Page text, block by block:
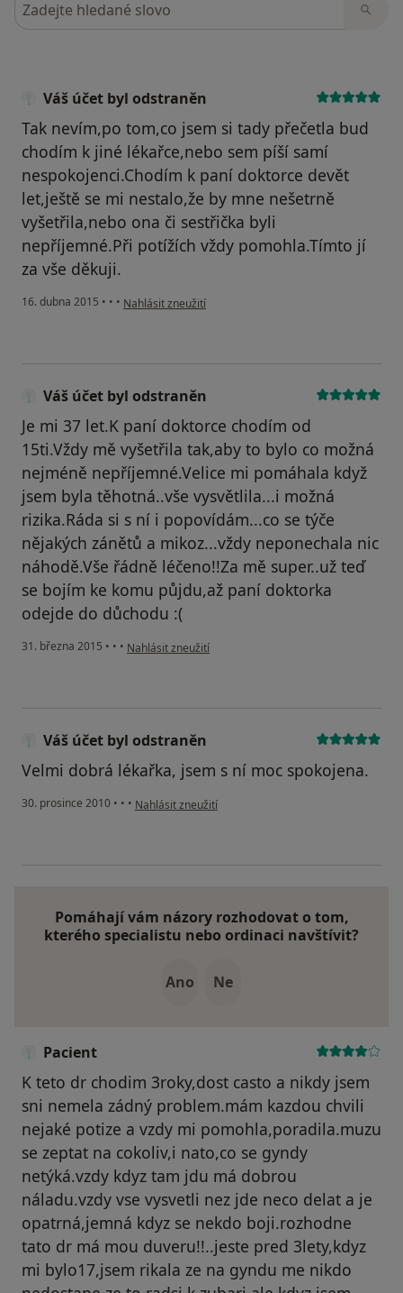
Váš účet byl odstraněn
Tak nevím,po tom,co jsem si tady přečetla bud
chodím k jiné lékařce,nebo sem píší samí
nespokojenci.Chodím k paní doktorce devět
let,ještě se mi nestalo,že by mne nešetrně
vyšetřila,nebo ona či sestřička byli
nepříjemné.Při potížích vždy pomohla.Tímto jí
za vše děkuji.
16. dubna 2015 • • • podle názoru uživatele Váš účet byl odstraněn
Nahlásit zneužití
Váš účet byl odstraněn
Je mi 37 let.K paní doktorce chodím od
15ti.Vždy mě vyšetřila tak,aby to bylo co možná
nejméně nepříjemné.Velice mi pomáhala když
jsem byla těhotná..vše vysvětlila...i možná
rizika.Ráda si s ní i popovídám...co se týče
nějakých zánětů a mikoz...vždy neponechala nic
náhodě.Vše řádně léčeno!!Za mě super..už teď
se bojím ke komu půjdu,až paní doktorka
odejde do důchodu :(
31. března 2015 • • • podle názoru uživatele Váš účet byl odstraněn
Nahlásit zneužití
Váš účet byl odstraněn
Velmi dobrá lékařka, jsem s ní moc spokojena.
30. prosince 2010 • • • podle názoru uživatele Váš účet byl odstraněn
Nahlásit zneužití
Pomáhají vám názory rozhodovat o tom,
kterého specialistu nebo ordinaci navštívit?
Ano Ne
Pacient
K teto dr chodim 3roky,dost casto a nikdy jsem
sni nemela zádný problem.mám kazdou chvili
nejaké potize a vzdy mi pomohla,poradila.muzu
se zeptat na cokoliv,i nato,co se gyndy
netýká.vzdy kdyz tam jdu má dobrou
náladu.vzdy vse vysvetli nez jde neco delat a je
opatrná,jemná kdyz se nekdo boji.rozhodne
tato dr má mou duveru!!..jeste pred 3lety,kdyz
mi bylo17,jsem rikala ze na gyndu me nikdo